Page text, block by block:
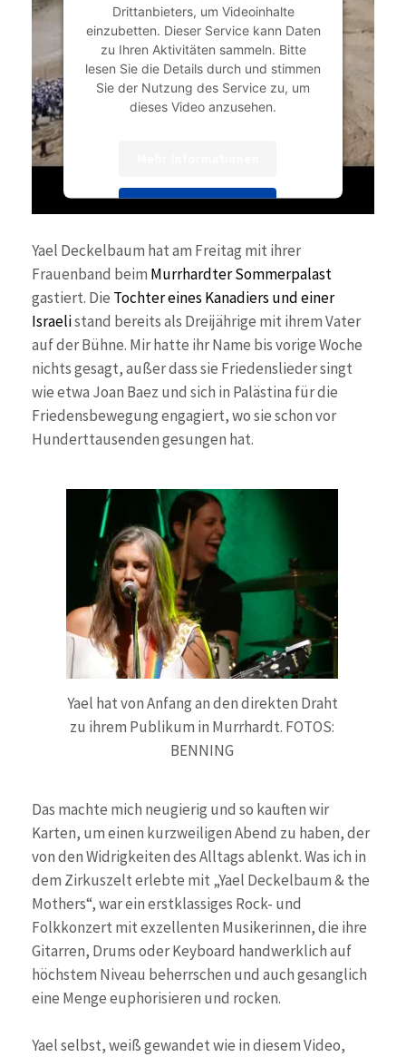
Drittanbieters, um Videoinhalte
einzubetten. Dieser Service kann Daten
zu Ihren Aktivitäten sammeln. Bitte
lesen Sie die Details durch und stimmen
Sie der Nutzung des Service zu, um
dieses Video anzusehen.
Management Platform&eRecht24
Yael Deckelbaum hat am Freitag mit ihrer
Frauenband beim Murrhardter Sommerpalast
gastiert. Die Tochter eines Kanadiers und einer
Israelistand bereits als Dreijährige mit ihrem Vater
auf der Bühne. Mir hatte ihr Name bis vorige Woche
nichts gesagt, außer dass sie Friedenslieder singt
wie etwa Joan Baez und sich in Palästina für die
Friedensbewegung engagiert, wo sie schon vor
Hunderttausenden gesungen hat.
Yael hat von Anfang an den direkten Draht
zu ihrem Publikum in Murrhardt. FOTOS:
BENNING
Das machte mich neugierig und so kauften wir
Karten, um einen kurzweiligen Abend zu haben, der
von den Widrigkeiten des Alltags ablenkt. Was ich in
dem Zirkuszelt erlebte mit „Yael Deckelbaum & the
Mothers“, war ein erstklassiges Rock- und
Folkkonzert mit exzellenten Musikerinnen, die ihre
Gitarren, Drums oder Keyboard handwerklich auf
höchstem Niveau beherrschen und auch gesanglich
eine Menge euphorisieren und rocken.
Yael selbst, weiß gewandet wie in diesem Video,